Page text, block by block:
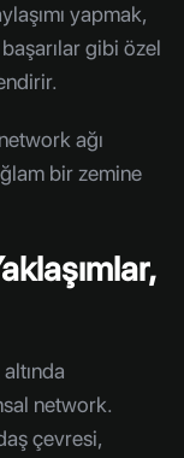
yapmak,
gibi özel
ağı
bir zemine
network.
çevresi,